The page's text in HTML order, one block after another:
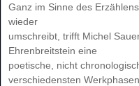
Ganz im Sinne des
wieder
umschreibt, trifft Michel
Ehrenbreitstein eine
poetische, nicht
verschiedensten Werkphasen.